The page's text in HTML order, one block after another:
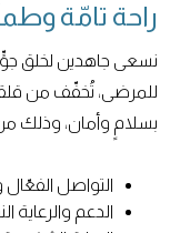
راحة تامّة
نسعى جاهدين لخلق جوٍّ
للمرضى، تُخفّف من
بسلامٍ وأمان، وذلك
التواصل الفعّال
الدعم والرعاية